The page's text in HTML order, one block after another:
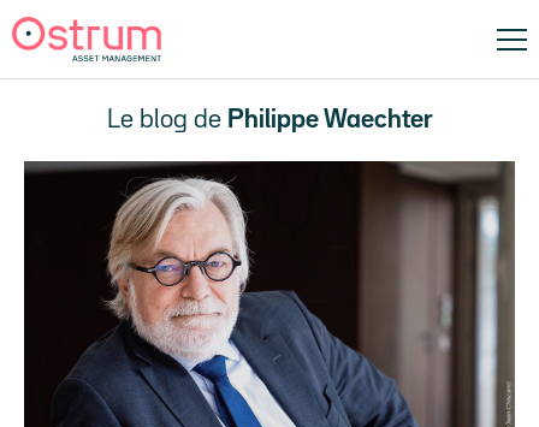
Le blog de Philippe Waechter